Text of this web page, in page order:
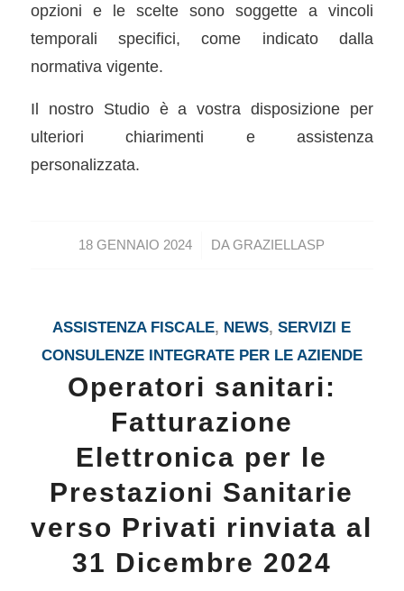
opzioni e le scelte sono soggette a vincoli
temporali specifici, come indicato dalla
normativa vigente.
Il nostro Studio è a vostra disposizione per
ulteriori chiarimenti e assistenza
personalizzata.
18 GENNAIO 2024
/ DAGRAZIELLASP
ASSISTENZA FISCALE, NEWS,SERVIZI E
CONSULENZE INTEGRATE PER LE AZIENDE
Operatori sanitari:
Fatturazione
Elettronica per le
Prestazioni Sanitarie
verso Privati rinviata al
31 Dicembre 2024